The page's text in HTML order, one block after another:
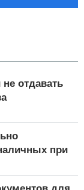
отдавать
при